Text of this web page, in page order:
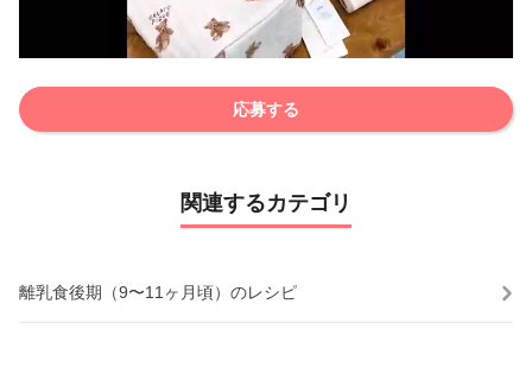
応募する
関連するカテゴリ
離乳食後期（9〜11ヶ月頃）のレシピ